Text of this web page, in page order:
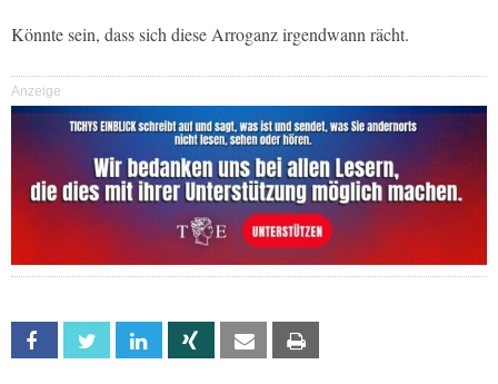
Könnte sein, dass sich diese Arroganz irgendwann rächt.
Anzeige
Facebook Twitter Linkedin Xing Email